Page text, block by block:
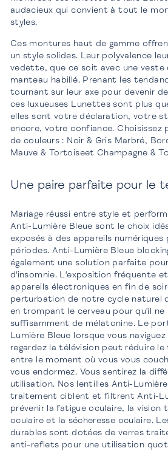
audacieux qui convient à tout le
styles.
Ces montures haut de gamme
un style solides. Leur polyvalence
vedette, que ce soit avec une veste
manteau habillé. Prenant les
tournant sur leur axe pour devenir
ces luxueuses Lunettes sont plus
elles sont votre déclaration, votre
encore, votre confiance. Choisissez
de couleurs : Noir & Gris Marbré,
Mauve & Tortoiseet Champagne &
Une paire parfaite pour le
Mariage réussi entre style et
Anti-Lumière Bleue sont le choix
exposés à des appareils numériques
périodes. Anti-Lumière Bleue
également une solution parfaite
d'insomnie. L'exposition fréquente
appareils électroniques en fin de
perturbation de notre cycle naturel
en trompant le cerveau pour qu'il ne
suffisamment de mélatonine. Le
Lumière Bleue lorsque vous
regardez la télévision peut réduire
entre le moment où vous vous
vous endormez. Vous sentirez la
utilisation. Nos lentilles Anti-
traitement ciblent et filtrent Anti-
prévenir la fatigue oculaire, la vision
oculaire et la sécheresse oculaire.
durables sont dotées de verres
anti-reflets pour une utilisation